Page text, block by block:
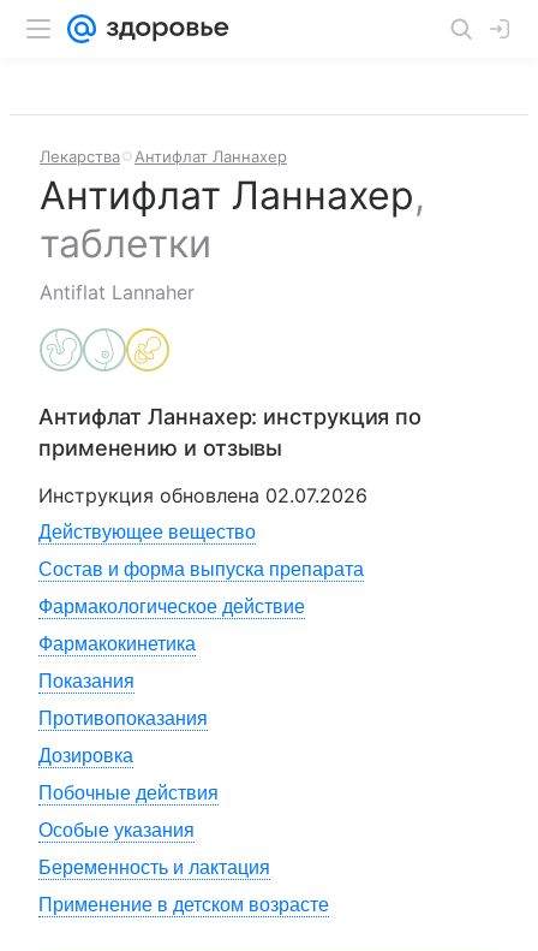
Лекарства Антифлат Ланнахер
Антифлат Ланнахер,
таблетки
Antiflat Lannaher
Антифлат Ланнахер: инструкция по
применению и отзывы
Инструкция обновлена 02.07.2026
Действующее вещество
Состав и форма выпуска препарата
Фармакологическое действие
Фармакокинетика
Показания
Противопоказания
Дозировка
Побочные действия
Особые указания
Беременность и лактация
Применение в детском возрасте